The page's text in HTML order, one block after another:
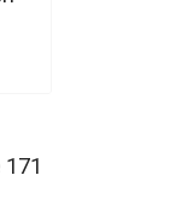
171